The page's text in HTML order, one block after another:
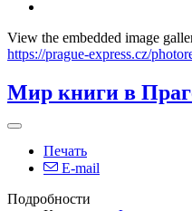
View the embedded image
https://prague-express.cz/
Мир книги в
Печать
E-mail
Подробности